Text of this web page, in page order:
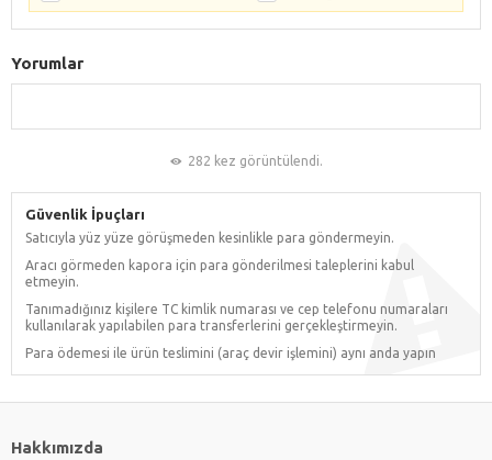
Yorumlar
282 kez görüntülendi.
Güvenlik İpuçları
Satıcıyla yüz yüze görüşmeden kesinlikle para göndermeyin.
Aracı görmeden kapora için para gönderilmesi taleplerini kabul
etmeyin.
Tanımadığınız kişilere TC kimlik numarası ve cep telefonu numaraları
kullanılarak yapılabilen para transferlerini gerçekleştirmeyin.
Para ödemesi ile ürün teslimini (araç devir işlemini) aynı anda yapın
Hakkımızda